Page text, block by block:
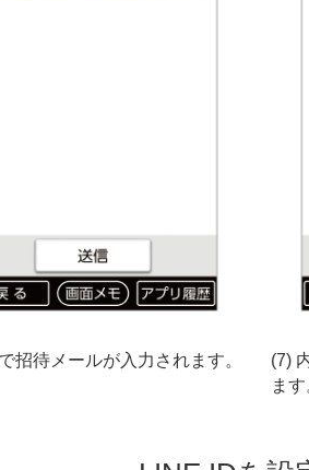
招待メールが入力されます。
(7)
ます